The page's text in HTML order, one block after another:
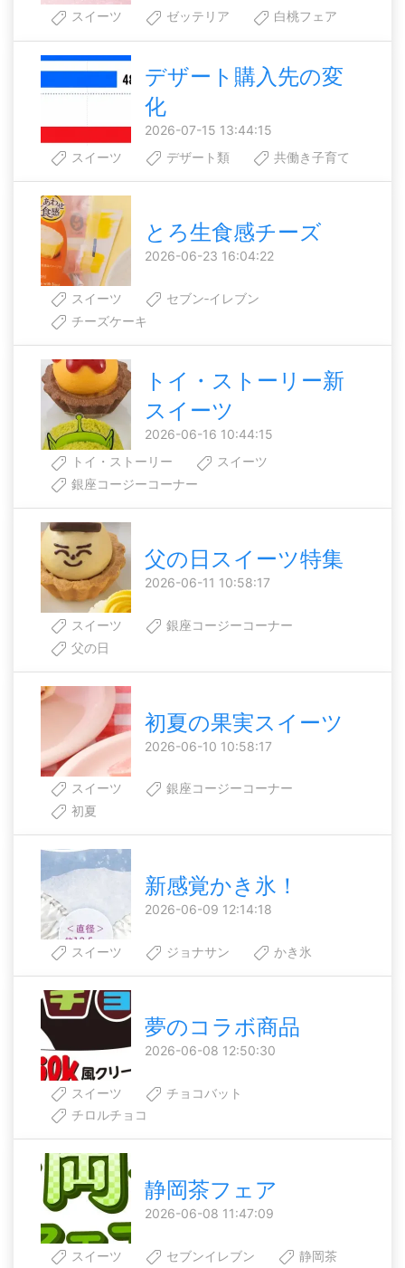
スイーツ
ゼッテリア 白桃フェア
デザート購入先の変
化
2026-07-15 13:44:15
スイーツ
デザート類 共働き子育て
とろ生食感チーズ
2026-06-23 16:04:22
スイーツ
セブン‐イレブン
チーズケーキ
トイ・ストーリー新
スイーツ
2026-06-16 10:44:15
トイ・ストーリー
スイーツ
銀座コージーコーナー
父の日スイーツ特集
2026-06-11 10:58:17
スイーツ
銀座コージーコーナー
父の日
初夏の果実スイーツ
2026-06-10 10:58:17
スイーツ
銀座コージーコーナー
初夏
新感覚かき氷！
2026-06-09 12:14:18
スイーツ ジョナサン かき氷
夢のコラボ商品
2026-06-08 12:50:30
スイーツ
チョコバット
チロルチョコ
静岡茶フェア
2026-06-08 11:47:09
スイーツ セブンイレブン 静岡茶